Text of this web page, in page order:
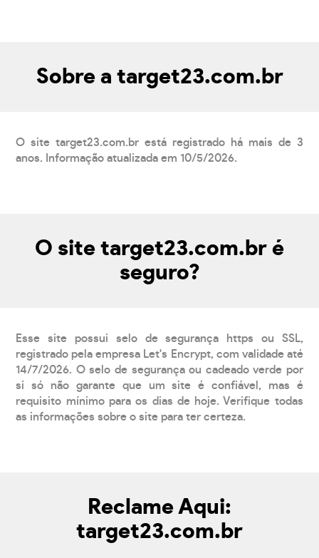
Sobre a target23.com.br
O site target23.com.br está registrado há mais de 3
anos. Informação atualizada em 10/5/2026.
O site target23.com.br é
seguro?
Esse site possui selo de segurança https ou SSL,
registrado pela empresa Let's Encrypt, com validade até
14/7/2026. O selo de segurança ou cadeado verde por
si só não garante que um site é confiável, mas é
requisito mínimo para os dias de hoje. Verifique todas
as informações sobre o site para ter certeza.
Reclame Aqui:
target23.com.br